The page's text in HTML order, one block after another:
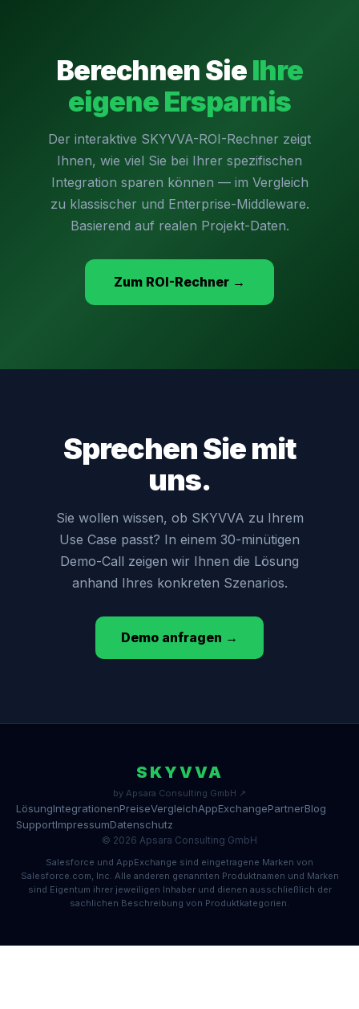
Berechnen SieIhre
eigene Ersparnis
Der interaktive SKYVVA-ROI-Rechner zeigt
Ihnen, wie viel Sie bei Ihrer spezifischen
Integration sparen können — im Vergleich
zu klassischer und Enterprise-Middleware.
Basierend auf realen Projekt-Daten.
Zum ROI-Rechner →
Sprechen Sie mit
uns.
Sie wollen wissen, ob SKYVVA zu Ihrem
Use Case passt? In einem 30-minütigen
Demo-Call zeigen wir Ihnen die Lösung
anhand Ihres konkreten Szenarios.
Demo anfragen →
SKYVVA
by Apsara Consulting GmbH ↗
LösungIntegrationenPreiseVergleichAppExchangePartnerBlog
SupportImpressumDatenschutz
© 2026 Apsara Consulting GmbH
Salesforce und AppExchange sind eingetragene Marken von
Salesforce.com, Inc. Alle anderen genannten Produktnamen und Marken
sind Eigentum ihrer jeweiligen Inhaber und dienen ausschließlich der
sachlichen Beschreibung von Produktkategorien.